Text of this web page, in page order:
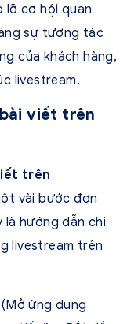
lỡ cơ hội quan
sự tương tác
của khách hàng,
livestream.
viết trên
trên
vài bước đơn
hướng dẫn chi
livestream trên
ứng dụng